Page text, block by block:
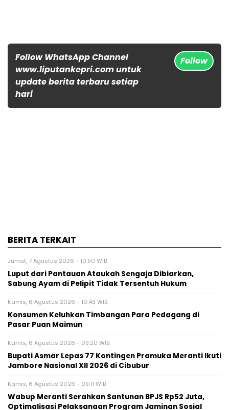
Follow WhatsApp Channel
www.liputankepri.com untuk
update berita terbaru setiap
hari
Follow
BERITA TERKAIT
Jumat, 7 Agustus 2026 - 10:50 WIB
Luput dari Pantauan Ataukah Sengaja Dibiarkan,
Sabung Ayam di Pelipit Tidak Tersentuh Hukum
Kamis, 6 Agustus 2026 - 10:43 WIB
Konsumen Keluhkan Timbangan Para Pedagang di
Pasar Puan Maimun
Kamis, 6 Agustus 2026 - 09:20 WIB
Bupati Asmar Lepas 77 Kontingen Pramuka Meranti Ikuti
Jambore Nasional XII 2026 di Cibubur
Kamis, 6 Agustus 2026 - 09:11 WIB
Wabup Meranti Serahkan Santunan BPJS Rp52 Juta,
Optimalisasi Pelaksanaan Program Jaminan Sosial